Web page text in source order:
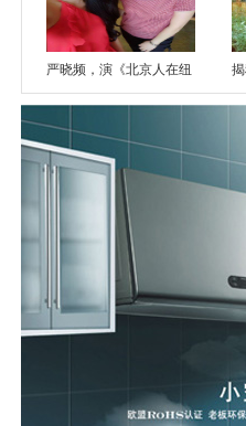
严晓频，演《北京人在纽